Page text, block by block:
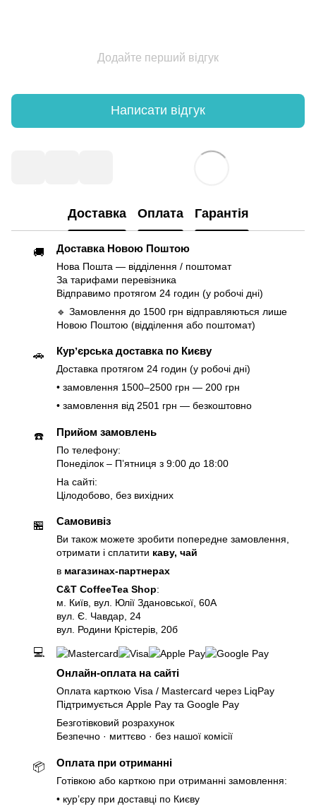
Додайте перший відгук
Написати відгук
Доставка Оплата Гарантія
🚚 Доставка Новою Поштою
Нова Пошта — відділення / поштомат
За тарифами перевізника
Відправимо протягом 24 годин (у робочі дні)
🔹 Замовлення до 1500 грн відправляються лише
Новою Поштою (відділення або поштомат)
🚗 Курʼєрська доставка по Києву
Доставка протягом 24 годин (у робочі дні)
• замовлення 1500–2500 грн — 200 грн
• замовлення від 2501 грн — безкоштовно
☎️ Прийом замовлень
По телефону:
Понеділок – Пʼятниця з 9:00 до 18:00
На сайті:
Цілодобово, без вихідних
🏪 Самовивіз
Ви також можете зробити попередне замовлення,
отримати і сплатити каву, чай
в магазинах-партнерах
C&T CoffeeTea Shop:
м. Київ, вул. Юлії Здановської, 60А
вул. Є. Чавдар, 24
вул. Родини Крістерів, 20б
💻
Онлайн-оплата на сайті
Оплата карткою Visa / Mastercard через LiqPay
Підтримується Apple Pay та Google Pay
Безготівковий розрахунок
Безпечно · миттєво · без нашої комісії
📦 Оплата при отриманні
Готівкою або карткою при отриманні замовлення:
• курʼєру при доставці по Києву